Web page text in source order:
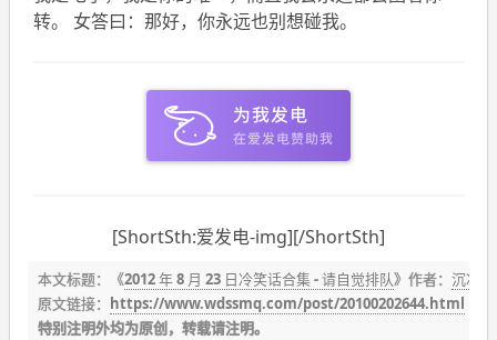
转。 女答曰：那好，你永远也别想碰我。
[ShortSth:爱发电-img][/ShortSth]
本文标题：《2012 年 8 月 23 日冷笑话合集 - 请自觉排队》作者： 沉冰
原文链接： https://www.wdssmq.com/post/20100202644.html
特别注明外均为原创，转载请注明。